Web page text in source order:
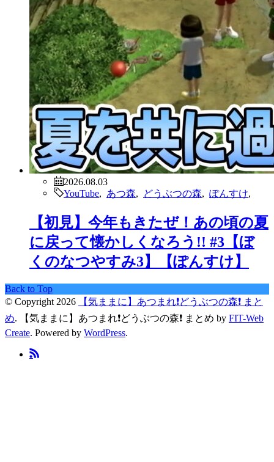
2026.08.03
YouTube
あつ森 どうぶつの森 ぽんすけ
【初見】今年もきたぜ！あの頃の夏
に戻って懐かしくなろう!! #3【ぼ
くのなつやすみ3】【ぽんすけ】
Back to Top
© Copyright 2026
【気ままに】あつまれ❗️どうぶつの森❗️ まと
め. 【気ままに】あつまれ❗️どうぶつの森❗️ まとめ by FIT-Web
Create. Powered by WordPress.